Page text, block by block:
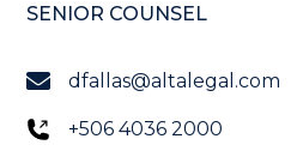
SENIOR COUNSEL
dfallas@altalegal.com
+506 4036 2000